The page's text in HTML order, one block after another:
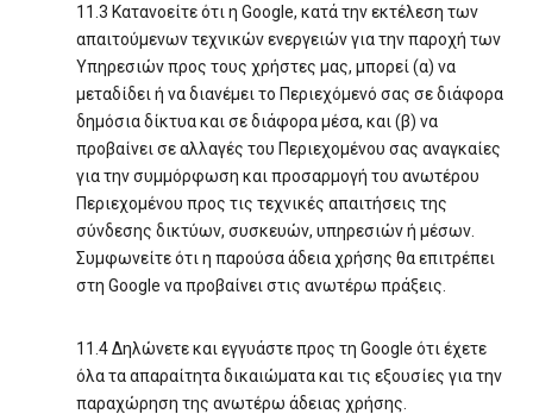
11.3 Κατανοείτε ότι η Google, κατά την εκτέλεση των
απαιτούμενων τεχνικών ενεργειών για την παροχή των
Υπηρεσιών προς τους χρήστες μας, μπορεί (α) να
μεταδίδει ή να διανέμει το Περιεχόμενό σας σε διάφορα
δημόσια δίκτυα και σε διάφορα μέσα, και (β) να
προβαίνει σε αλλαγές του Περιεχομένου σας αναγκαίες
για την συμμόρφωση και προσαρμογή του ανωτέρου
Περιεχομένου προς τις τεχνικές απαιτήσεις της
σύνδεσης δικτύων, συσκευών, υπηρεσιών ή μέσων.
Συμφωνείτε ότι η παρούσα άδεια χρήσης θα επιτρέπει
στη Google να προβαίνει στις ανωτέρω πράξεις.
11.4 Δηλώνετε και εγγυάστε προς τη Google ότι έχετε
όλα τα απαραίτητα δικαιώματα και τις εξουσίες για την
παραχώρηση της ανωτέρω άδειας χρήσης.